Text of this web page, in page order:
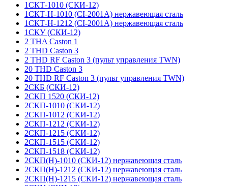
1СКТ-1010 (СКИ-12)
1СКТ-Н-1010 (CI-2001A) нержавеющая сталь
1СКТ-Н-1212 (CI-2001A) нержавеющая сталь
1СКУ (СКИ-12)
2 THA Caston 1
2 THD Caston 3
2 THD RF Caston 3 (пульт управления TWN)
20 THD Caston 3
20 THD RF Caston 3 (пульт управления TWN)
2СКБ (СКИ-12)
2СКП 1520 (СКИ-12)
2СКП-1010 (СКИ-12)
2СКП-1012 (СКИ-12)
2СКП-1212 (СКИ-12)
2СКП-1215 (СКИ-12)
2СКП-1515 (СКИ-12)
2СКП-1518 (СКИ-12)
2СКП(Н)-1010 (СКИ-12) нержавеющая сталь
2СКП(Н)-1212 (СКИ-12) нержавеющая сталь
2СКП(Н)-1215 (СКИ-12) нержавеющая сталь